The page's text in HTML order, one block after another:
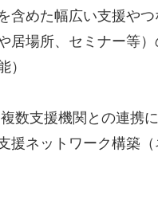
含めた幅広い支援や
居場所、セミナー等
）
数支援機関との連携に
援ネットワーク構築